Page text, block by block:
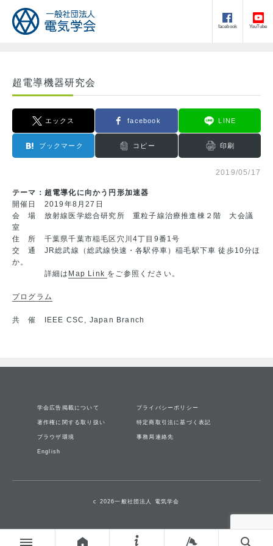
facebook YouTube
超電導機器研究会
エックス facebook LINE
ブックマーク コピー 印刷
2019/05/17
テーマ：超電導化に向かう円形加速器
開催日 2019年8月27日
会 場 放射線医学総合研究所 重粒子線治療推進棟２階 大会議
室
住 所 千葉県千葉市稲毛区穴川4丁目9番1号
交 通 JR総武線（総武線快速・各駅停車）稲毛駅下車 徒歩10分ほ
か。
詳細は Map Link をご参照ください。
プログラム
共 催 IEEE CSC, Japan Branch
学会広告掲載について プライバシーポリシー
著作権に関する取り扱い 特定商取引法に基づく表記
ブラウザ環境 事務局連絡先
English
c 2026一般社団法人 電気学会